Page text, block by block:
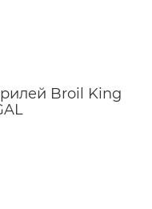
Broil King